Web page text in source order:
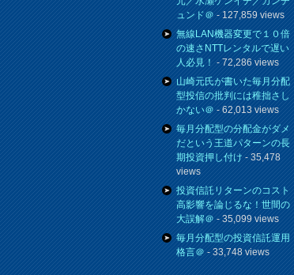
ュンド＠- 127,859 views
無線LAN機器変更で１０倍
の速さNTTレンタルで遅い
人必見！- 72,286 views
山崎元氏が書いた毎月分配
型投信の批判には稚拙さし
かない＠- 62,013 views
毎月分配型の分配金がダメ
だという王道パターンの長
期投資押し付け- 35,478
views
投資信託リターンのコスト
高影響を論じるな！世間の
大誤解＠- 35,099 views
毎月分配型の投資信託運用
格言＠- 33,748 views